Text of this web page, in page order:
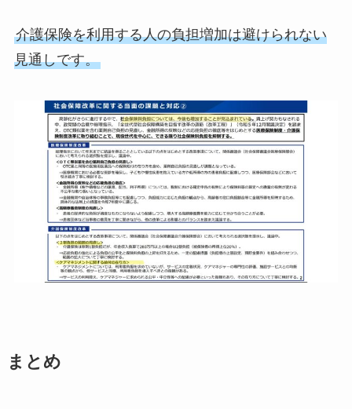
介護保険を利用する人の負担増加は避けられない
見通しです。
まとめ